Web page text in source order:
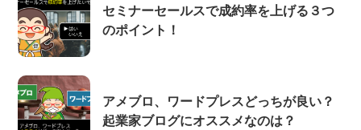
セミナーセールスで成約率を上げる３つ
のポイント！
アメブロ、ワードプレスどっちが良い？
起業家ブログにオススメなのは？